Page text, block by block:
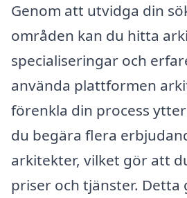
Genom att utvidga din
områden kan du hitta
specialiseringar och
använda plattformen
förenkla din process
du begära flera
arkitekter, vilket gör att
priser och tjänster. Detta